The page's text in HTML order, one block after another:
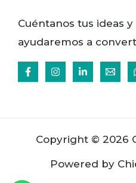
Cuéntanos tus ideas
ayudaremos a
Copyright © 2026
Powered by